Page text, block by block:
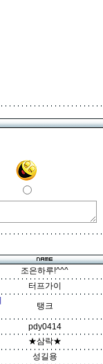
조은하루!^^^
터프가이
탱크
pdy0414
★삼락★
성길용